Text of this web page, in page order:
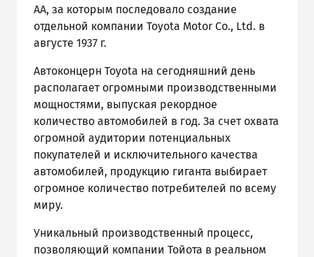
AA, за которым последовало создание
отдельной компании Toyota Motor Co., Ltd. в
августе 1937 г.
Автоконцерн Toyota на сегодняшний день
располагает огромными производственными
мощностями, выпуская рекордное
количество автомобилей в год. За счет охвата
огромной аудитории потенциальных
покупателей и исключительного качества
автомобилей, продукцию гиганта выбирает
огромное количество потребителей по всему
миру.
Уникальный производственный процесс,
позволяющий компании Тойота в реальном